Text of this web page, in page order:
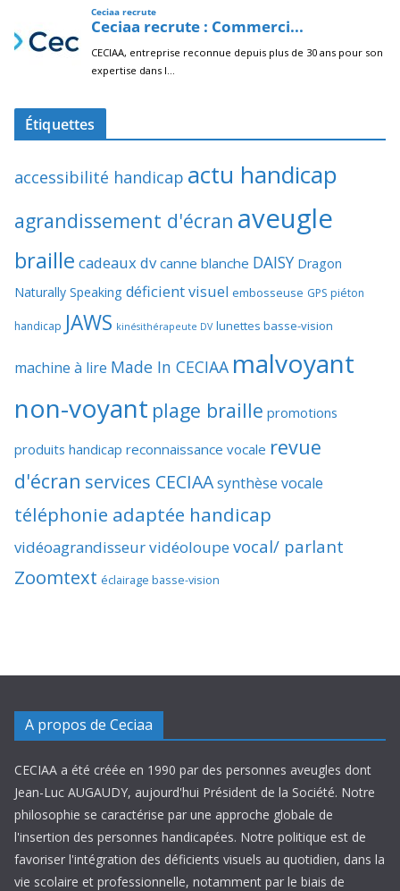
Étiquettes
accessibilité handicap actu handicap
agrandissement d'écran aveugle
braille cadeaux dv canne blanche DAISY Dragon
Naturally Speaking déficient visuel embosseuse GPS piéton
handicap JAWS kinésithérapeute DV lunettes basse-vision
machine à lire Made In CECIAA malvoyant
non-voyant plage braille promotions
produits handicap reconnaissance vocale revue
d'écran services CECIAAsynthèse vocale
téléphonie adaptée handicap
vidéoagrandisseurvidéoloupevocal/ parlant
Zoomtext éclairage basse-vision
A propos de Ceciaa
CECIAA a été créée en 1990 par des personnes aveugles dont
Jean-Luc AUGAUDY, aujourd'hui Président de la Société. Notre
philosophie se caractérise par une approche globale de
l'insertion des personnes handicapées. Notre politique est de
favoriser l'intégration des déficients visuels au quotidien, dans la
vie scolaire et professionnelle, notamment par le biais de